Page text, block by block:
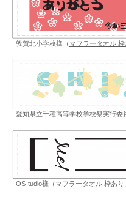
敦賀北小学校様（ マフラータオル 枠
愛知県立千種高等学校学校祭実行委
OS-tudio様（ マフラータオル 枠あり